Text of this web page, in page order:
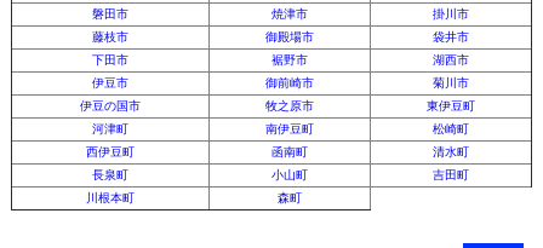
磐田市
焼津市
掛川市
藤枝市
御殿場市
袋井市
下田市
裾野市
湖西市
伊豆市
御前崎市
菊川市
伊豆の国市
牧之原市
東伊豆町
河津町
南伊豆町
松崎町
西伊豆町
函南町
清水町
長泉町
小山町
吉田町
川根本町
森町